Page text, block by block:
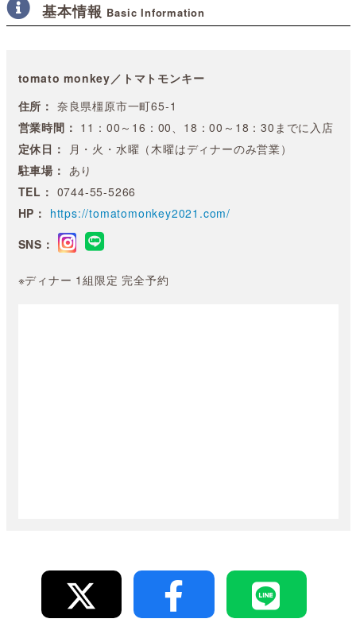
基本情報 Basic Information
tomato monkey／トマトモンキー
住所： 奈良県橿原市一町65-1
営業時間： 11：00～16：00、18：00～18：30までに入店
定休日：
月・火・水曜（木曜はディナーのみ営業）
駐車場： あり
TEL： 0744-55-5266
HP： https://tomatomonkey2021.com/
SNS：
※ディナー 1組限定 完全予約